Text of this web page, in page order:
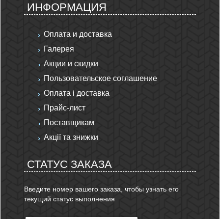
ИНФОРМАЦИЯ
Оплата и доставка
Галерея
Акции и скидки
Пользовательское соглашение
Оплата і доставка
Прайс-лист
Поставщикам
Акції та знижки
СТАТУС ЗАКАЗА
Введите номер вашего заказа, чтобы узнать его
текущий статус выполнения